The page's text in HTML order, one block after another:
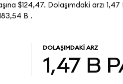
$124,47. Dolaşımdaki arzı 1,47
B .
DOLAŞIMDAKI ARZ
1,47 B